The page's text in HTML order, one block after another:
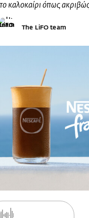
καλοκαίρι όπως
The LiFO team